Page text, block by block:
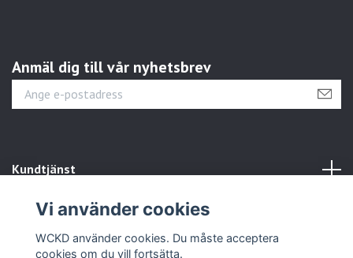
Anmäl dig till vår nyhetsbrev
Kundtjänst
Sociala medier
Vi använder cookies
WCKD använder cookies. Du måste acceptera
cookies om du vill fortsätta.